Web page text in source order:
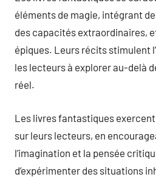
éléments de magie, intégrant
des capacités extraordinaires,
épiques. Leurs récits stimulent
les lecteurs à explorer au-delà
réel.
Les livres fantastiques
sur leurs lecteurs, en
l’imagination et la pensée
d’expérimenter des situations